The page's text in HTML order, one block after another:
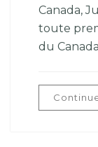
Canada,
toute
du